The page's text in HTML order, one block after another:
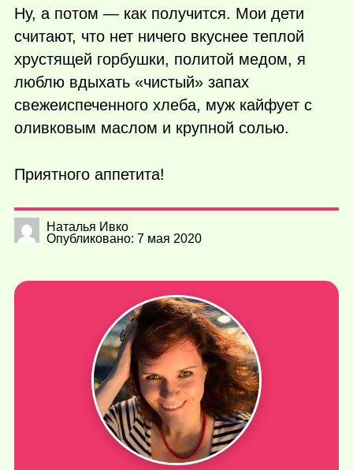
Ну, а потом — как получится. Мои дети
считают, что нет ничего вкуснее теплой
хрустящей горбушки, политой медом, я
люблю вдыхать «чистый» запах
свежеиспеченного хлеба, муж кайфует с
оливковым маслом и крупной солью.
Приятного аппетита!
Наталья Ивко
Опубликовано: 7 мая 2020